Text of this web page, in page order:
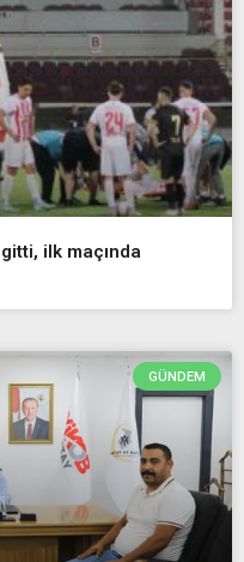
ilk maçında
GÜNDEM